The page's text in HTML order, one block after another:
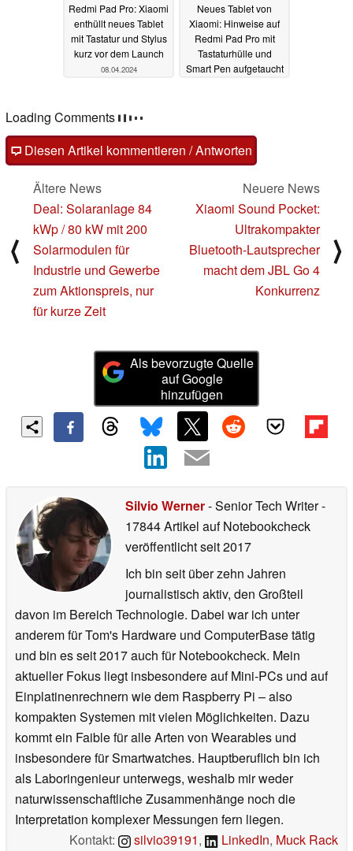
Redmi Pad Pro: Xiaomi
enthüllt neues Tablet
mit Tastatur und Stylus
kurz vor dem Launch
08.04.2024
Neues Tablet von
Xiaomi: Hinweise auf
Redmi Pad Pro mit
Tastaturhülle und
Smart Pen aufgetaucht
Kommentare
Fragen, Anregungen, zusätzliche Informationen zu diesem
Artikel? - Uns interessiert Deine Meinung (auch ohne
Anmeldung möglich)!
Diesen Artikel kommentieren / Antworten
Ältere News
Deal: Solaranlage 84
kWp / 80 kW mit 200
Solarmodulen für
zum Aktionspreis, nur
für kurze Zeit
Neuere News
Xiaomi Sound Pocket:
Ultrakompakter
Konkurrenz
Als bevorzugte Quelle
auf Google
hinzufügen
Silvio Werner- Senior Tech Writer
17844 Artikel auf Notebookcheck
veröffentlichtseit 2017
Ich bin seit über zehn Jahren
journalistisch aktiv, den Großteil
davon im Bereich Technologie. Dabei war ich unter
anderem für Tom's Hardware und ComputerBase tätig
und bin es seit 2017 auch für Notebookcheck. Mein
aktueller Fokus liegt insbesondere auf Mini-PCs und auf
Einplatinenrechnern wie dem Raspberry Pi – also
kompakten Systemen mit vielen Möglichkeiten. Dazu
kommt ein Faible für alle Arten von Wearables und
insbesondere für Smartwatches. Hauptberuflich bin ich
als Laboringenieur unterwegs, weshalb mir weder